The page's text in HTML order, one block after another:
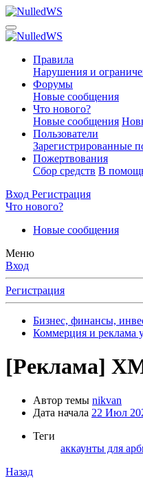
Правила
Нарушения и
Форумы
Новые сообщения
Что нового?
Новые сообщения
Пользователи
Зарегистрированные
Пожертвования
Сбор средств В
Вход Регистрация
Что нового?
Новые сообщения
Меню
Вход
Регистрация
Бизнес, финансы,
Коммерция и реклама
[Реклама]
Автор темы nikvan
Дата начала 22 Июл
Теги
аккаунты для
Назад